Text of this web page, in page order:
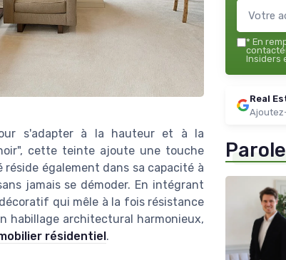
s'adapter à la hauteur et à la
cette teinte ajoute une touche
également dans sa capacité à
jamais se démoder. En intégrant
qui mêle à la fois résistance
habillage architectural harmonieux,
résidentiel.
* En
Insiders
Real